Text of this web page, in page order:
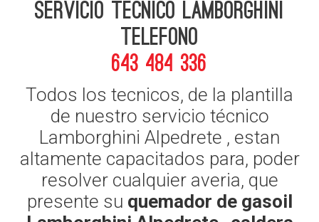
Servicio Tecnico Lamborghini
telefono
643 484 336
Todos los tecnicos, de la plantilla
de nuestro servicio técnico
Lamborghini Alpedrete , estan
altamente capacitados para, poder
resolver cualquier averia, que
presente su quemador de gasoil